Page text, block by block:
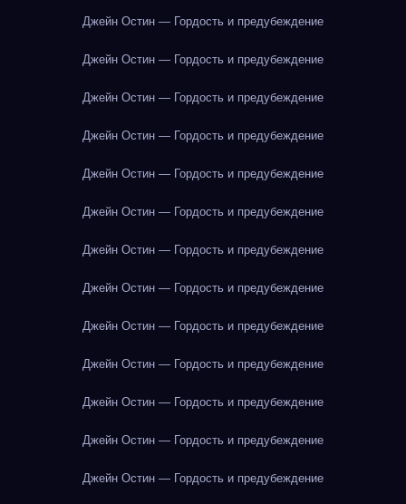
Джейн Остин — Гордость и предубеждение
Джейн Остин — Гордость и предубеждение
Джейн Остин — Гордость и предубеждение
Джейн Остин — Гордость и предубеждение
Джейн Остин — Гордость и предубеждение
Джейн Остин — Гордость и предубеждение
Джейн Остин — Гордость и предубеждение
Джейн Остин — Гордость и предубеждение
Джейн Остин — Гордость и предубеждение
Джейн Остин — Гордость и предубеждение
Джейн Остин — Гордость и предубеждение
Джейн Остин — Гордость и предубеждение
Джейн Остин — Гордость и предубеждение